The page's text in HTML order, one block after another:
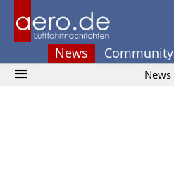
News Community
News